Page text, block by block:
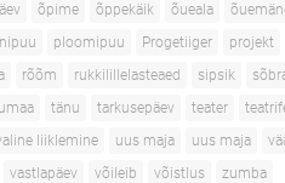
õpime õppekäik õueala
ploomipuu Progetiiger projekt
rõõm rukkilillelasteaed sipsik
tänu tarkusepäev teater
liiklemine uus maja uus maja
vastlapäev võileib võistlus zumba